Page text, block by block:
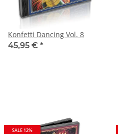
Konfetti Dancing Vol. 8
45,95 € *
SALE 12%